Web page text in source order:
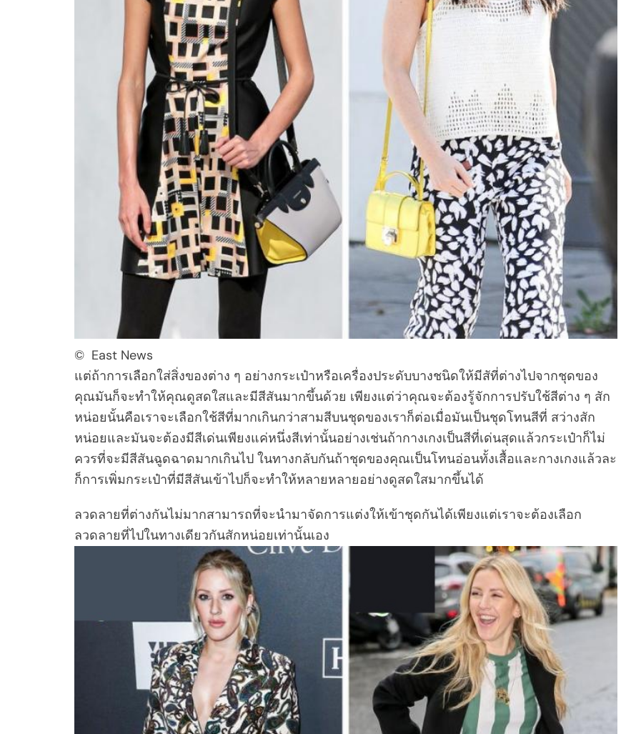
© East News
แต่ถ้าการเลือกใส่สิ่งของต่าง ๆ อย่างกระเป๋าหรือเครื่องประดับบางชนิดให้มีสัที่ต่างไปจากชุดของ
คุณมันก็จะทำให้คุณดูสดใสและมีสีสันมากขึ้นด้วย เพียงแต่ว่าคุณจะต้องรู้จักการปรับใช้สีต่าง ๆ สัก
หน่อยนั้นคือเราจะเลือกใช้สีที่มากเกินกว่าสามสีบนชุดของเราก็ต่อเมื่อมันเป็นชุดโทนสีที่ สว่างสัก
หน่อยและมันจะต้องมีสีเด่นเพียงแค่หนึ่งสีเท่านั้นอย่างเช่นถ้ากางเกงเป็นสีที่เด่นสุดแล้วกระเป๋าก็ไม่
ควรที่จะมีสีสันฉูดฉาดมากเกินไป ในทางกลับกันถ้าชุดของคุณเป็นโทนอ่อนทั้งเสื้อและกางเกงแล้วละ
ก็การเพิ่มกระเป๋าที่มีสีสันเข้าไปก็จะทำให้หลายหลายอย่างดูสดใสมากขึ้นได้
ลวดลายที่ต่างกันไม่มากสามารถที่จะนำมาจัดการแต่งให้เข้าชุดกันได้เพียงแต่เราจะต้องเลือก
ลวดลายที่ไปในทางเดียวกันสักหน่อยเท่านั้นเอง